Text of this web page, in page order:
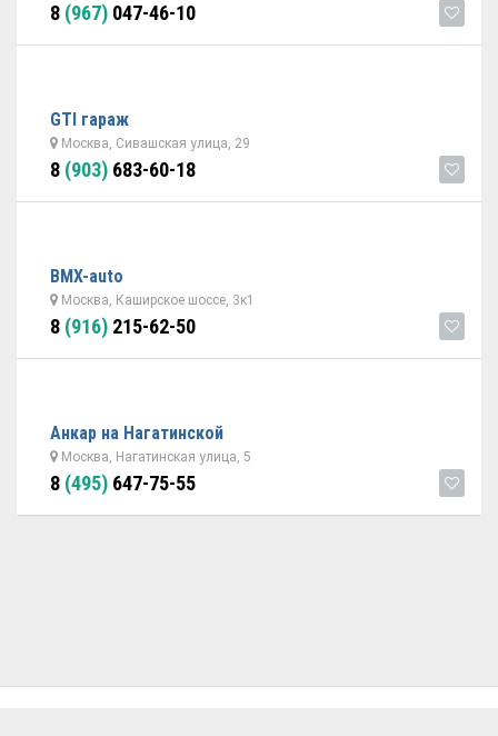
8 (967) 047-46-10
GTI гараж
Москва, Сивашская улица, 29
8 (903) 683-60-18
BMX-auto
Москва, Каширское шоссе, 3к1
8 (916) 215-62-50
Анкар на Нагатинской
Москва, Нагатинская улица, 5
8 (495) 647-75-55